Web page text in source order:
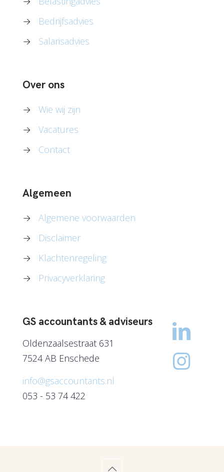
→
Bedrijfsadvies
→
Salarisadvies
Over ons
→
Wie wij zijn
→
Vacatures
→
Contact
Algemeen
→
Algemene voorwaarden
→
Disclaimer
→
Klachtenregeling
→
Privacyverklaring
GS accountants & adviseurs
Oldenzaalsestraat 631
7524 AB Enschede
info@gsaccountants.nl
053 - 53 74 422